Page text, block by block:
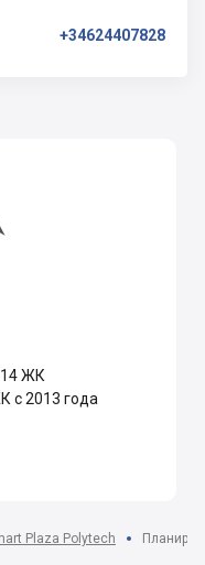
+34624407828
14 ЖК
с 2013 года
Plaza Polytech